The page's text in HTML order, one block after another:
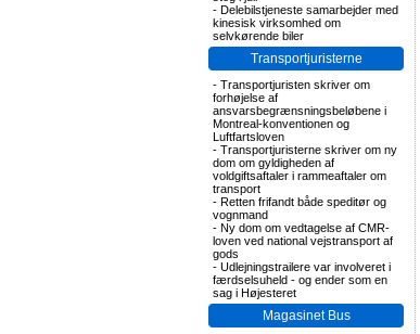
- Delebilstjeneste samarbejder med
kinesisk virksomhed om
selvkørende biler
Transportjuristerne
- Transportjuristen skriver om
forhøjelse af
ansvarsbegrænsningsbeløbene i
Montreal-konventionen og
Luftfartsloven
- Transportjuristerne skriver om ny
dom om gyldigheden af
voldgiftsaftaler i rammeaftaler om
transport
- Retten frifandt både speditør og
vognmand
- Ny dom om vedtagelse af CMR-
loven ved national vejstransport af
gods
- Udlejningstrailere var involveret i
færdselsuheld - og ender som en
sag i Højesteret
Magasinet Bus